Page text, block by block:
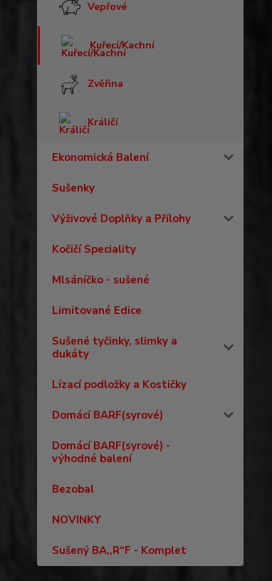
Vepřové
Kuřecí/Kachní
Zvěřina
Králičí
Ekonomická Balení
Sušenky
Výživové Doplňky a Přílohy
Kočičí Speciality
Mlsáníčko - sušené
Limitované Edice
Sušené tyčinky, slimky a
dukáty
Lízací podložky a Kostičky
Domácí BARF(syrové)
Domácí BARF(syrové) -
výhodné balení
Bezobal
NOVINKY
Sušený BA,,R“F - Komplet